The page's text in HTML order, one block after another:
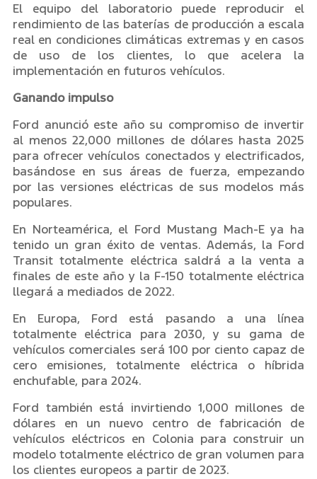
El equipo del laboratorio puede reproducir el
rendimiento de las baterías de producción a escala
real en condiciones climáticas extremas y en casos
de uso de los clientes, lo que acelera la
implementación en futuros vehículos.
Ganando impulso
Ford anunció este año su compromiso de invertir
al menos 22,000 millones de dólares hasta 2025
para ofrecer vehículos conectados y electrificados,
basándose en sus áreas de fuerza, empezando
por las versiones eléctricas de sus modelos más
populares.
En Norteamérica, el Ford Mustang Mach-E ya ha
tenido un gran éxito de ventas. Además, la Ford
Transit totalmente eléctrica saldrá a la venta a
finales de este año y la F-150 totalmente eléctrica
llegará a mediados de 2022.
En Europa, Ford está pasando a una línea
totalmente eléctrica para 2030, y su gama de
vehículos comerciales será 100 por ciento capaz de
cero emisiones, totalmente eléctrica o híbrida
enchufable, para 2024.
Ford también está invirtiendo 1,000 millones de
dólares en un nuevo centro de fabricación de
vehículos eléctricos en Colonia para construir un
modelo totalmente eléctrico de gran volumen para
los clientes europeos a partir de 2023.